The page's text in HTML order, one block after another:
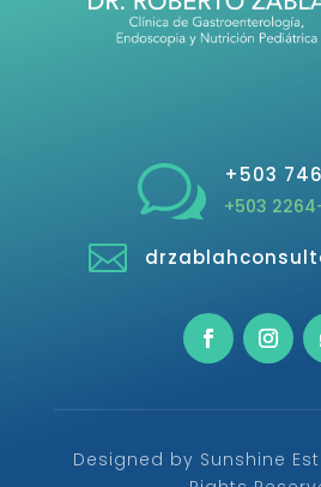
w +503
+503

Designed by Sunshine